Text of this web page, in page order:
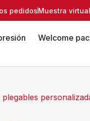
pedidosMuestra
Welcome
plegables